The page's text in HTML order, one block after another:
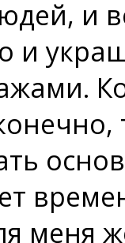
и
и
меня